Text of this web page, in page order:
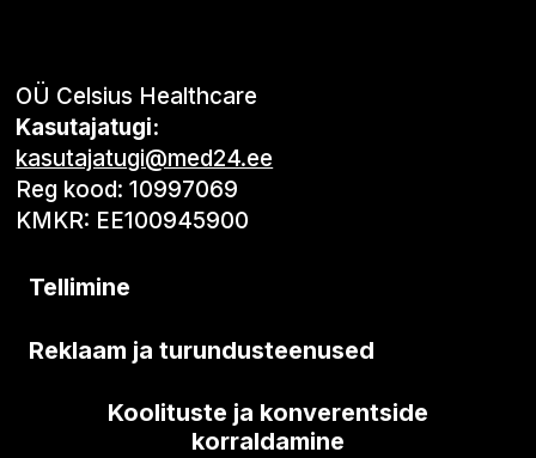
OÜ Celsius Healthcare
Kasutajatugi:
kasutajatugi@med24.ee
Reg kood: 10997069
KMKR: EE100945900
Tellimine
Reklaam ja turundusteenused
Koolituste ja konverentside
korraldamine